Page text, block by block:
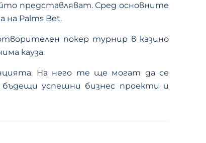
представляват. Сред основните
на Palms Bet.
покер турнир в казино
кауза.
На него те ще могат да се
успешни бизнес проекти и